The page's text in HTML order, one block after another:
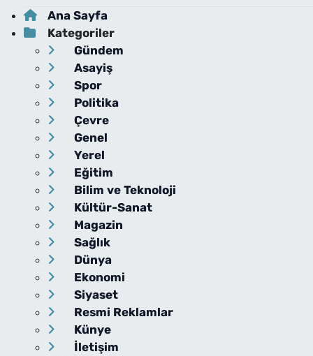
Ana Sayfa
Kategoriler
Gündem
Asayiş
Spor
Politika
Çevre
Genel
Yerel
Eğitim
Bilim ve Teknoloji
Kültür-Sanat
Magazin
Sağlık
Dünya
Ekonomi
Siyaset
Resmi Reklamlar
Künye
İletişim